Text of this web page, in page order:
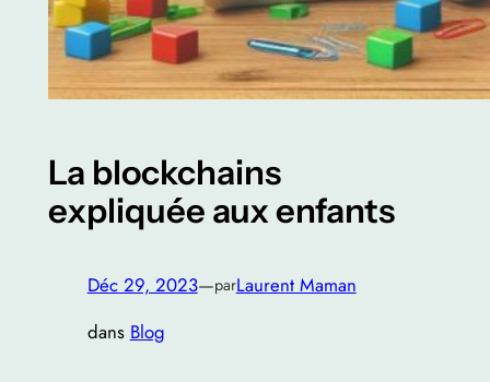
La blockchains
expliquée aux enfants
Déc 29, 2023—parLaurent Maman
dans Blog